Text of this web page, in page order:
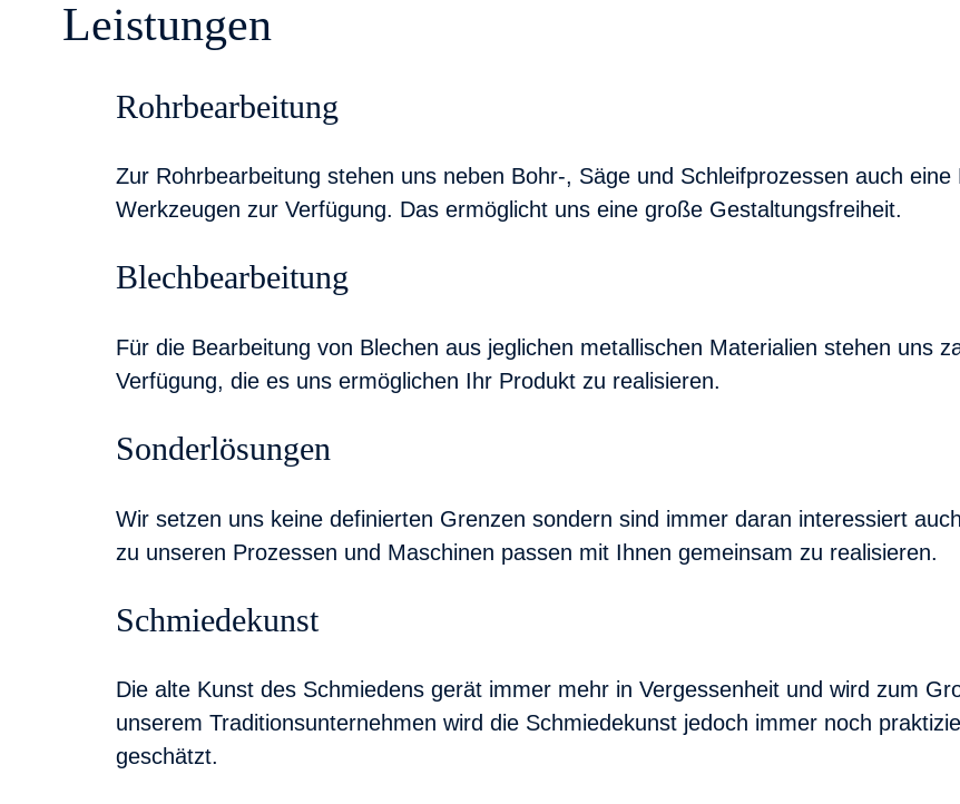
Leistungen
Rohrbearbeitung
Zur Rohrbearbeitung stehen uns neben Bohr-, Säge und Schleifprozessen auch
Werkzeugen zur Verfügung. Das ermöglicht uns eine große Gestaltungsfreiheit.
Blechbearbeitung
Für die Bearbeitung von Blechen aus jeglichen metallischen Materialien stehen uns
Verfügung, die es uns ermöglichen Ihr Produkt zu realisieren.
Sonderlösungen
Wir setzen uns keine definierten Grenzen sondern sind immer daran interessiert
zu unseren Prozessen und Maschinen passen mit Ihnen gemeinsam zu realisieren.
Schmiedekunst
Die alte Kunst des Schmiedens gerät immer mehr in Vergessenheit und wird zum
unserem Traditionsunternehmen wird die Schmiedekunst jedoch immer noch
geschätzt.